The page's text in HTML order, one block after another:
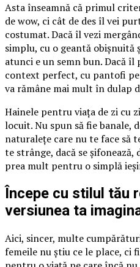
Asta înseamnă că primul
de wow, ci cât de des îl vei
costumat. Dacă îl vezi
simplu, cu o geantă obișnuită
atunci e un semn bun. Dacă
context perfect, cu pantofi
va rămâne mai mult în dulap
Hainele pentru viața de zi cu
locuit. Nu spun să fie banale,
naturalețe care nu te face să
te strânge, dacă se șifonează,
prea mult pentru o simplă
Începe cu stilul tău
versiunea ta
Aici, sincer, multe
femeile nu știu ce le place, ci